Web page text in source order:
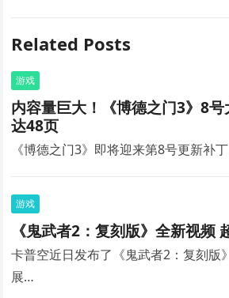
Related Posts
游戏
内容量巨大！《博德之门3》8
达48页
《博德之门3》即将迎来第8号更新补
游戏
《鬼武者2：复刻版》全新视频
卡普空近日发布了《鬼武者2：复刻版
展…